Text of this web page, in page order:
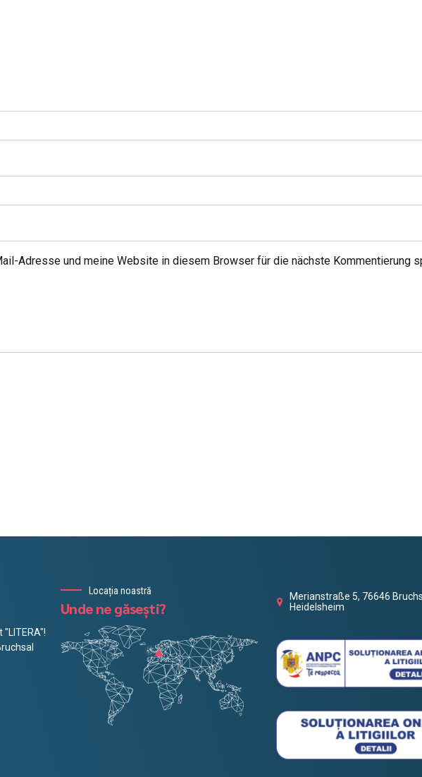
Adresse und meine Website in diesem Browser für die nächste Kommentierung
Locația noastră
Unde ne găsești?
Merianstraße 5, 76646
Heidelsheim